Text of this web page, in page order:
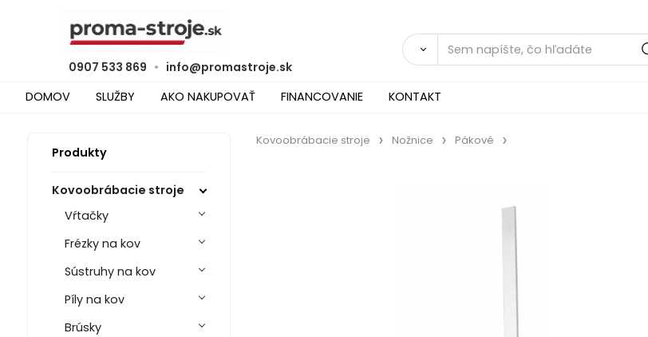
0907 533 869 • info@promastroje.sk
DOMOV SLUŽBY AKO NAKUPOVAŤ FINANCOVANIE KONTAKT
Produkty
Kovoobrábacie stroje
Vŕtačky
Frézky na kov
Sústruhy na kov
Píly na kov
Brúsky
Kovoobrábacie stroje Nožnice Pákové